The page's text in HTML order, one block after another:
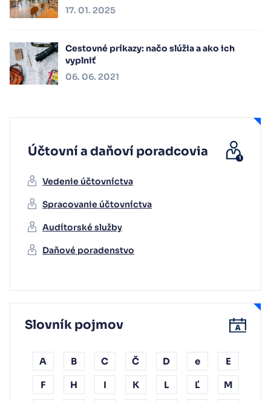
17. 01. 2025
Cestovné príkazy: načo slúžia a ako ich
vyplniť
06. 06. 2021
Účtovní a daňoví poradcovia
Vedenie účtovníctva
Spracovanie účtovníctva
Audítorské služby
Daňové poradenstvo
Slovník pojmov
A B C Č D e E
F H I K L Ľ M